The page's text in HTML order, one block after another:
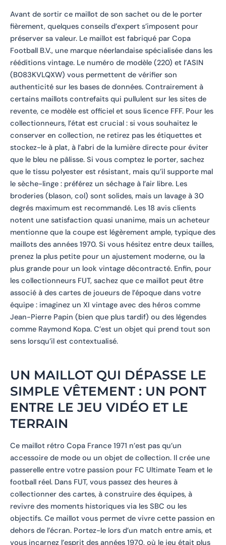
Avant de sortir ce maillot de son sachet ou de le porter
fièrement, quelques conseils d’expert s’imposent pour
préserver sa valeur. Le maillot est fabriqué par Copa
Football B.V., une marque néerlandaise spécialisée dans les
rééditions vintage. Le numéro de modèle (220) et l’ASIN
(B083KVLQXW) vous permettent de vérifier son
authenticité sur les bases de données. Contrairement à
certains maillots contrefaits qui pullulent sur les sites de
revente, ce modèle est officiel et sous licence FFF. Pour les
collectionneurs, l’état est crucial : si vous souhaitez le
conserver en collection, ne retirez pas les étiquettes et
stockez-le à plat, à l’abri de la lumière directe pour éviter
que le bleu ne pâlisse. Si vous comptez le porter, sachez
que le tissu polyester est résistant, mais qu’il supporte mal
le sèche-linge : préférez un séchage à l’air libre. Les
broderies (blason, col) sont solides, mais un lavage à 30
degrés maximum est recommandé. Les 18 avis clients
notent une satisfaction quasi unanime, mais un acheteur
mentionne que la coupe est légèrement ample, typique des
maillots des années 1970. Si vous hésitez entre deux tailles,
prenez la plus petite pour un ajustement moderne, ou la
plus grande pour un look vintage décontracté. Enfin, pour
les collectionneurs FUT, sachez que ce maillot peut être
associé à des cartes de joueurs de l’époque dans votre
équipe : imaginez un XI vintage avec des héros comme
Jean-Pierre Papin (bien que plus tardif) ou des légendes
comme Raymond Kopa. C’est un objet qui prend tout son
sens lorsqu’il est contextualisé.
UN MAILLOT QUI DÉPASSE LE
SIMPLE VÊTEMENT : UN PONT
ENTRE LE JEU VIDÉO ET LE
TERRAIN
Ce maillot rétro Copa France 1971 n’est pas qu’un
accessoire de mode ou un objet de collection. Il crée une
passerelle entre votre passion pour FC Ultimate Team et le
football réel. Dans FUT, vous passez des heures à
collectionner des cartes, à construire des équipes, à
revivre des moments historiques via les SBC ou les
objectifs. Ce maillot vous permet de vivre cette passion en
dehors de l’écran. Portez-le lors d’un match entre amis, et
vous incarnez l’esprit des années 1970, où le jeu était plus